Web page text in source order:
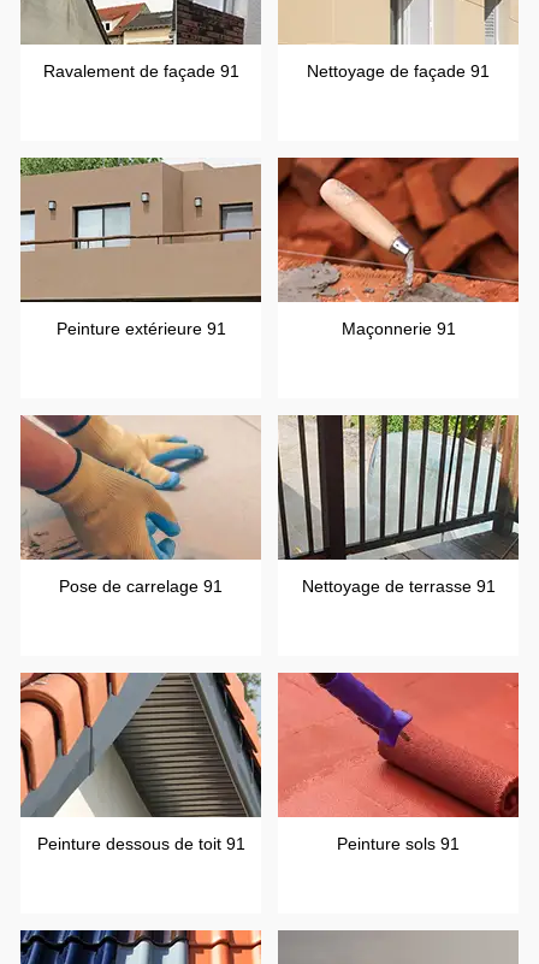
Ravalement de façade 91 Nettoyage de façade 91
Peinture extérieure 91 Maçonnerie 91
Pose de carrelage 91 Nettoyage de terrasse 91
Peinture dessous de toit 91 Peinture sols 91